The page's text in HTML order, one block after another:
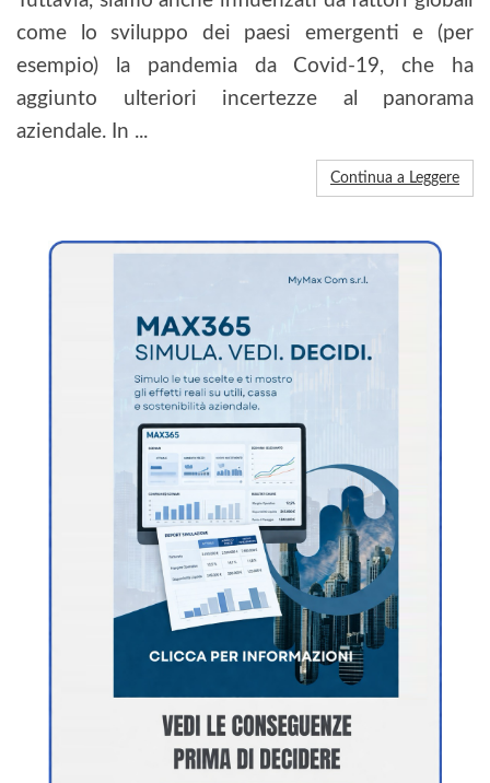
come lo sviluppo dei paesi emergenti e (per
esempio) la pandemia da Covid-19, che ha
aggiunto ulteriori incertezze al panorama
aziendale. In ...
Continua a Leggere